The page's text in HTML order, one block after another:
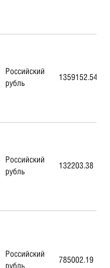
Российский
рубль
1359152.54
Российский
рубль
132203.38
Российский
рубль
785002.19